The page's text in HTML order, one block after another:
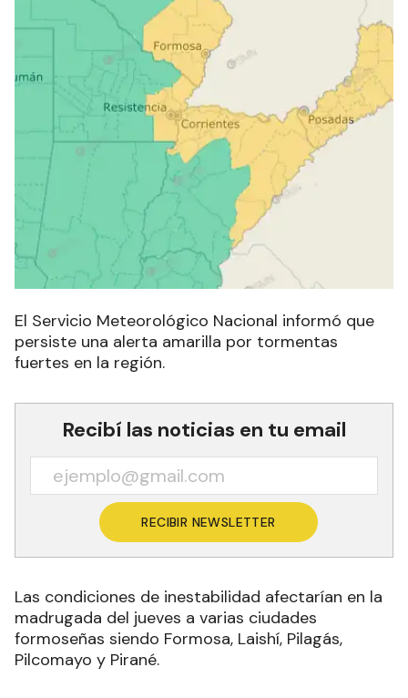
El Servicio Meteorológico Nacional informó que
persiste una alerta amarilla por tormentas
fuertes en la región.
Recibí las noticias en tu email
RECIBIR NEWSLETTER
Las condiciones de inestabilidad afectarían en la
madrugada del jueves a varias ciudades
formoseñas siendo Formosa, Laishí, Pilagás,
Pilcomayo y Pirané.